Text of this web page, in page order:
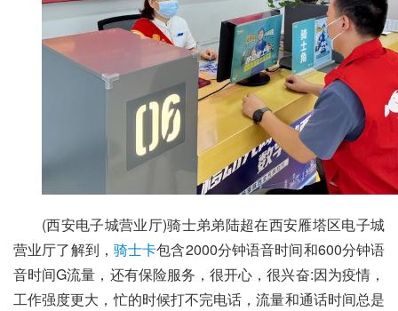
(西安电子城营业厅)骑士弟弟陆超在西安雁塔区电子城
营业厅了解到， 骑士卡包含2000分钟语音时间和600分钟语
音时间G流量，还有保险服务，很开心，很兴奋:因为疫情，
工作强度更大，忙的时候打不完电话，流量和通话时间总是